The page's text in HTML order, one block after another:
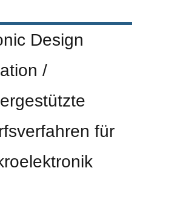
Design
/
für